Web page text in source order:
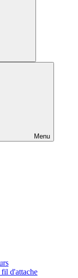
Menu
d'attache